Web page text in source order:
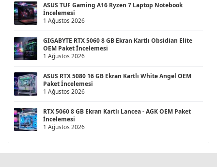
ASUS TUF Gaming A16 Ryzen 7 Laptop Notebook
İncelemesi
1 Ağustos 2026
GIGABYTE RTX 5060 8 GB Ekran Kartlı Obsidian Elite
OEM Paket İncelemesi
1 Ağustos 2026
ASUS RTX 5080 16 GB Ekran Kartlı White Angel OEM
Paket İncelemesi
1 Ağustos 2026
RTX 5060 8 GB Ekran Kartlı Lancea - AGK OEM Paket
İncelemesi
1 Ağustos 2026